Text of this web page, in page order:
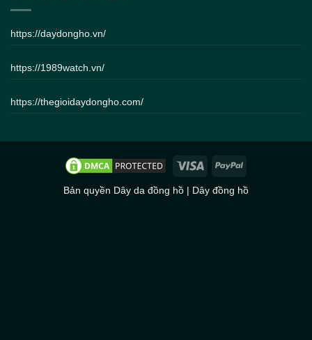
https://daydongho.vn/
https://1989watch.vn/
https://thegioidaydongho.com/
Bản quyền Dây da đồng hồ | Dây đồng hồ